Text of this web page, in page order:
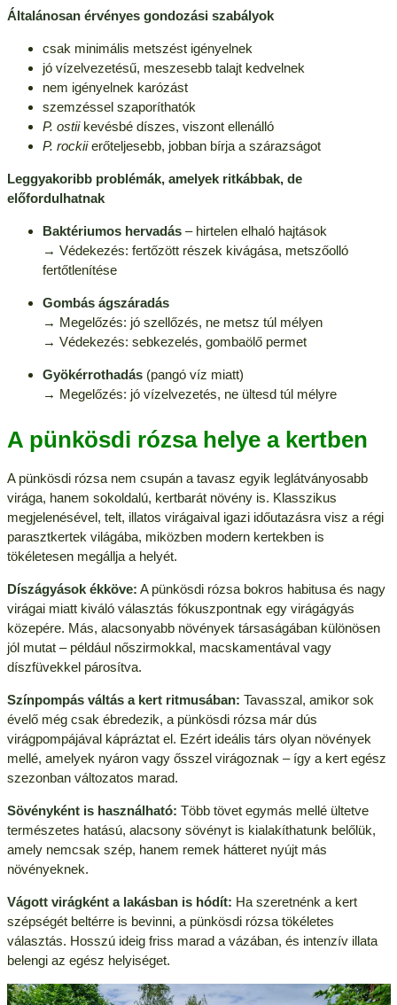
Általánosan érvényes gondozási szabályok
csak minimális metszést igényelnek
jó vízelvezetésű, meszesebb talajt kedvelnek
nem igényelnek karózást
szemzéssel szaporíthatók
P. ostiikevésbé díszes, viszont ellenálló
P. rockiierőteljesebb, jobban bírja a szárazságot
Leggyakoribb problémák, amelyekritkábbak, de
előfordulhatnak
Baktériumos hervadás– hirtelen elhaló hajtások
→ Védekezés: fertőzött részek kivágása, metszőolló
fertőtlenítése
Gombás ágszáradás
→ Megelőzés: jó szellőzés, ne metsz túl mélyen
→ Védekezés: sebkezelés, gombaölő permet
Gyökérrothadás(pangó víz miatt)
→ Megelőzés: jó vízelvezetés, ne ültesd túl mélyre
A pünkösdi rózsa helye a kertben
A pünkösdi rózsa nem csupán a tavasz egyik leglátványosabb
virága, hanem sokoldalú, kertbarát növény is. Klasszikus
megjelenésével, telt, illatos virágaival igazi időutazásra visz a régi
parasztkertek világába, miközben modern kertekben is
tökéletesen megállja a helyét.
Díszágyások ékköve: A pünkösdi rózsa bokros habitusa és nagy
virágai miatt kiváló választás fókuszpontnak egy virágágyás
közepére. Más, alacsonyabb növények társaságában különösen
jól mutat – például nőszirmokkal, macskamentával vagy
díszfüvekkel párosítva.
Színpompás váltás a kert ritmusában: Tavasszal, amikor sok
évelő még csak ébredezik, a pünkösdi rózsa már dús
virágpompájával kápráztat el. Ezért ideális társ olyan növények
mellé, amelyek nyáron vagy ősszel virágoznak – így a kert egész
szezonban változatos marad.
Sövényként is használható: Több tövet egymás mellé ültetve
természetes hatású, alacsony sövényt is kialakíthatunk belőlük,
amely nemcsak szép, hanem remek hátteret nyújt más
növényeknek.
Vágott virágként a lakásban is hódít: Ha szeretnénk a kert
szépségét beltérre is bevinni, a pünkösdi rózsa tökéletes
választás. Hosszú ideig friss marad a vázában, és intenzív illata
belengi az egész helyiséget.